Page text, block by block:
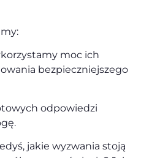
moc ich
bezpieczniejszego
odpowiedzi
jakie wyzwania stoją